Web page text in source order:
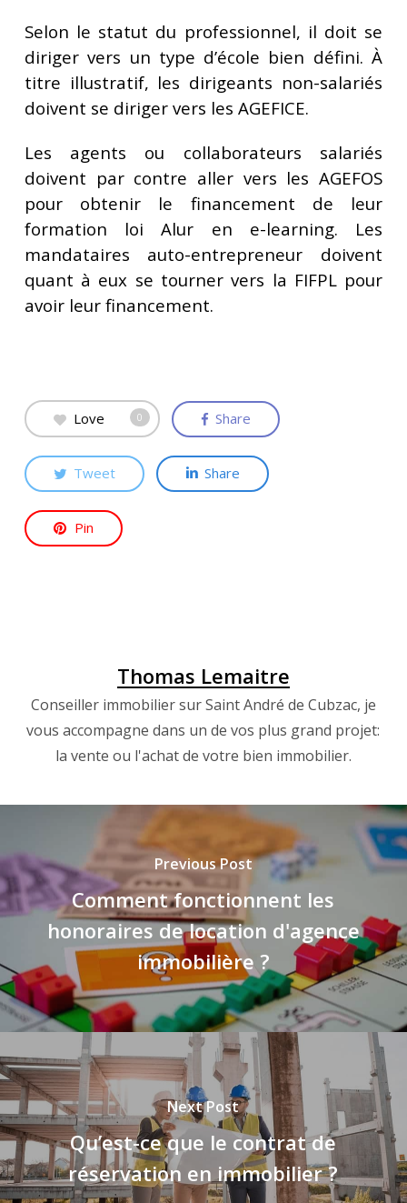
Selon le statut du professionnel, il doit se
diriger vers un type d’école bien défini. À
titre illustratif, les dirigeants non-salariés
doivent se diriger vers les AGEFICE.
Les agents ou collaborateurs salariés
doivent par contre aller vers les AGEFOS
pour obtenir le financement de leur
formation loi Alur en e-learning. Les
mandataires auto-entrepreneur doivent
quant à eux se tourner vers la FIFPL pour
avoir leur financement.
Love 0 Share
Tweet Share
Pin
Thomas Lemaitre
Conseiller immobilier sur Saint André de Cubzac, je
vous accompagne dans un de vos plus grand projet:
la vente ou l'achat de votre bien immobilier.
Previous Post
Comment fonctionnent les
honoraires de location d'agence
immobilière ?
Next Post
Qu’est-ce que le contrat de
réservation en immobilier ?